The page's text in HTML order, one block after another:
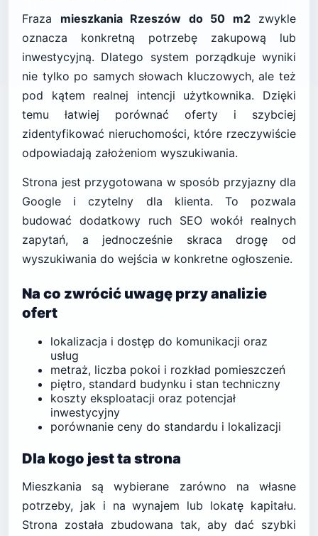
Fraza mieszkania Rzeszów do 50 m2zwykle
oznacza konkretną potrzebę zakupową lub
inwestycyjną. Dlatego system porządkuje wyniki
nie tylko po samych słowach kluczowych, ale też
pod kątem realnej intencji użytkownika. Dzięki
temu łatwiej porównać oferty i szybciej
zidentyfikować nieruchomości, które rzeczywiście
odpowiadają założeniom wyszukiwania.
Strona jest przygotowana w sposób przyjazny dla
Google i czytelny dla klienta. To pozwala
budować dodatkowy ruch SEO wokół realnych
zapytań, a jednocześnie skraca drogę od
wyszukiwania do wejścia w konkretne ogłoszenie.
Na co zwrócić uwagę przy analizie
ofert
lokalizacja i dostęp do komunikacji oraz
usług
metraż, liczba pokoi i rozkład pomieszczeń
piętro, standard budynku i stan techniczny
koszty eksploatacji oraz potencjał
inwestycyjny
porównanie ceny do standardu i lokalizacji
Dla kogo jest ta strona
Mieszkania są wybierane zarówno na własne
potrzeby, jak i na wynajem lub lokatę kapitału.
Strona została zbudowana tak, aby dać szybki